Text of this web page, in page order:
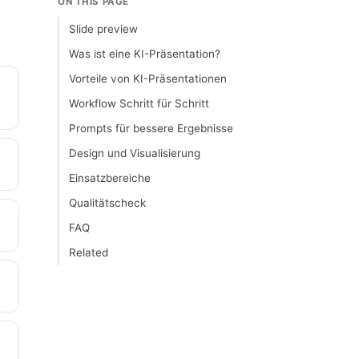
Slide preview
Was ist eine KI-Präsentation?
Vorteile von KI-Präsentationen
Workflow Schritt für Schritt
Prompts für bessere Ergebnisse
Design und Visualisierung
Einsatzbereiche
Qualitätscheck
FAQ
Related